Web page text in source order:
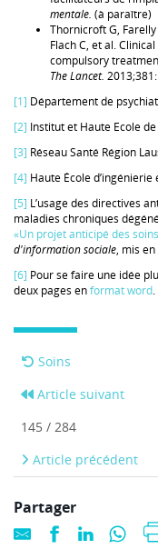
mentale. (à paraître)
Thornicroft G,
Flach C, et al.
compulsory
The Lancet.
[1] Département de
[2] Institut et Haute Ecole
[3] Réseau Santé Région
[4] Haute École d’ingénierie
[5] L’usage des directives
maladies chroniques
«Un projet anticipé des
d'information sociale, mis
[6] Pour se faire une idée
deux pages enformat word.
Soins
Article suivant
145 / 284
Article précédent
Partager